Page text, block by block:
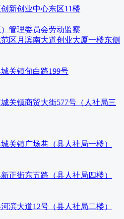
新创业中心东区11楼
管理委员会劳动监察
区月滨南大道创业大厦一楼东侧
关镇旬白路199号
关镇商贸大街577号（人社局三
关镇广场巷（县人社局一楼）
正街东五路（县人社局四楼）
滨大道12号（县人社局二楼）